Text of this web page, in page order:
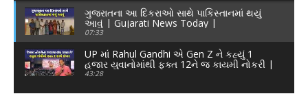
ગુજરાતના આ દિકરાઓ સાથે પાકિસ્તાનમાં થયું
આવું | Gujarati News Today |
07:33
UP માં Rahul Gandhi એ Gen Z ને કહ્યું 1
હજાર યુવાનોમાંથી ફક્ત 12ને જ કાયમી નોકરી |
Today News
43:28